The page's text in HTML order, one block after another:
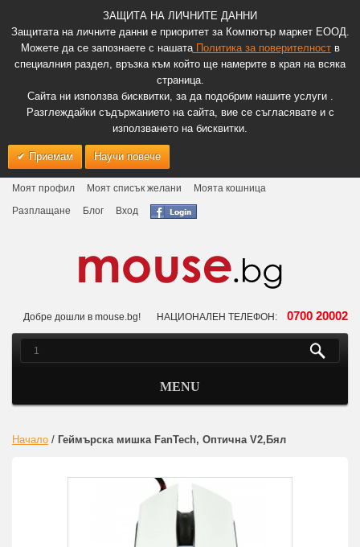
ЗАЩИТА НА ЛИЧНИТЕ ДАННИ
Защитата на личните данни е приоритет за Компютър маркет ЕООД.
Можете да се запознаете с нашатаПолитика за поверителноств
специалния раздел, връзка към който ще намерите в края на всяка
страница.
Сайта ни използва бисквитки, за да подобрим нашите услуги .
Разглеждайки съдържанието на сайта, вие се съгласявате и с
използването на бисквитки.
Приемам Научи повече
Моят профил Моят списък желани
Моята кошница
Разплащане
Блог Вход
Добре дошли в mouse.bg! НАЦИОНАЛЕН ТЕЛЕФОН: 0700 20002
MENU
Начало / Геймърска мишка FanTech, Оптична V2,Бял